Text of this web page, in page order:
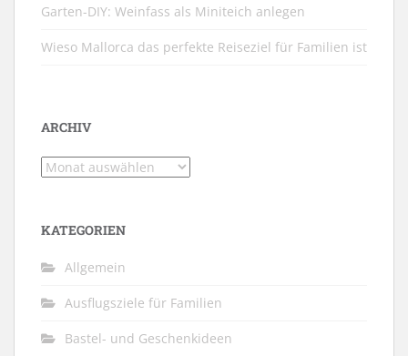
Garten-DIY: Weinfass als Miniteich anlegen
Wieso Mallorca das perfekte Reiseziel für Familien ist
ARCHIV
Archiv
KATEGORIEN
Allgemein
Ausflugsziele für Familien
Bastel- und Geschenkideen